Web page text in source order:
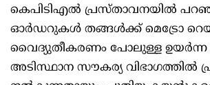
കെപിടിഎൽ പ്രസ്താവനയിൽ
ഓർഡറുകൾ തങ്ങൾക്ക് മെട്രോ
വൈദ്യുതീകരണം പോലുള്ള ഉയർന്ന
അടിസ്ഥാന സൗകര്യ വിഭാഗത്തിൽ